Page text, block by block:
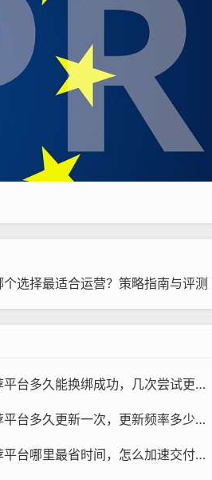
选择最适合运营？策略指南与评测
能换绑成功，几次尝试更稳与为何失败原因
新一次，更新频率多少与为什么影响体验评测预测
最省时间，怎么加速交付与多久能开始用评测